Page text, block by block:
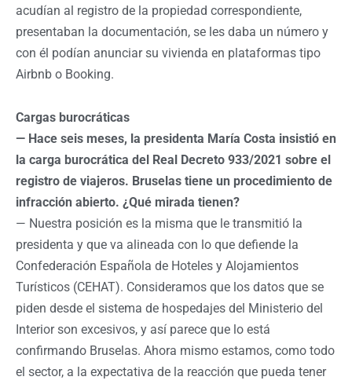
acudían al registro de la propiedad correspondiente,
presentaban la documentación, se les daba un número y
con él podían anunciar su vivienda en plataformas tipo
Airbnb o Booking.
Cargas burocráticas
— Hace seis meses, la presidenta María Costa insistió en
la carga burocrática del Real Decreto 933/2021 sobre el
registro de viajeros. Bruselas tiene un procedimiento de
infracción abierto. ¿Qué mirada tienen?
— Nuestra posición es la misma que le transmitió la
presidenta y que va alineada con lo que defiende la
Confederación Española de Hoteles y Alojamientos
Turísticos (CEHAT). Consideramos que los datos que se
piden desde el sistema de hospedajes del Ministerio del
Interior son excesivos, y así parece que lo está
confirmando Bruselas. Ahora mismo estamos, como todo
el sector, a la expectativa de la reacción que pueda tener